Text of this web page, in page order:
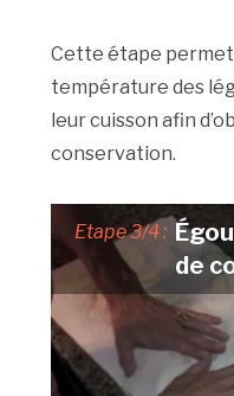
Cette étape permet
température des
leur cuisson afin
conservation.
Etape 3/4 :
de